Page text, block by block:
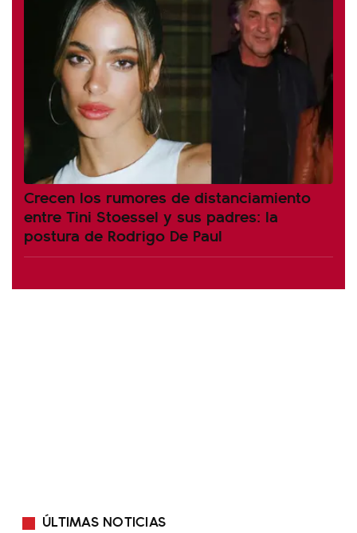
Crecen los rumores de distanciamiento
entre Tini Stoessel y sus padres: la
postura de Rodrigo De Paul
ÚLTIMAS NOTICIAS